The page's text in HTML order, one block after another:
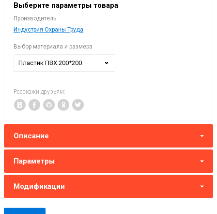
Выберите параметры товара
Производитель
Индустрия Охраны Труда
Выбор материала и размера
Пластик ПВХ 200*200
Расскажи друзьям:
Описание
Параметры
Модификации